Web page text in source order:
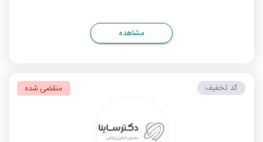
مشاهده
کد تخفیف منقضی شده